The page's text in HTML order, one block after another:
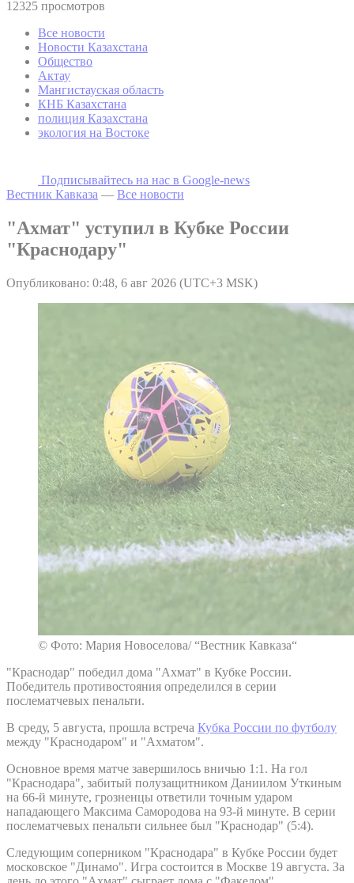
12325 просмотров
Все новости
Новости Казахстана
Общество
Актау
Мангистауская область
КНБ Казахстана
полиция Казахстана
экология на Востоке
Подписывайтесь на наc в Google-news
Вестник Кавказа — Все новости
"Ахмат" уступил в Кубке России
"Краснодару"
Опубликовано: 0:48, 6 авг 2026 (UTC+3 MSK)
© Фото: Мария Новоселова/ “Вестник Кавказа“
"Краснодар" победил дома "Ахмат" в Кубке России.
Победитель противостояния определился в серии
послематчевых пенальти.
В среду, 5 августа, прошла встреча Кубка России по футболу
между "Краснодаром" и "Ахматом".
Основное время матче завершилось вничью 1:1. На гол
"Краснодара", забитый полузащитником Даниилом Уткиным
на 66-й минуте, грозненцы ответили точным ударом
нападающего Максима Самородова на 93-й минуте. В серии
послематчевых пенальти сильнее был "Краснодар" (5:4).
Следующим соперником "Краснодара" в Кубке России будет
московское "Динамо". Игра состоится в Москве 19 августа. За